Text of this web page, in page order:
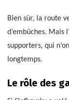
Bien sûr, la route
d’embûches. Mais
supporters, qui
longtemps.
Le rôle des